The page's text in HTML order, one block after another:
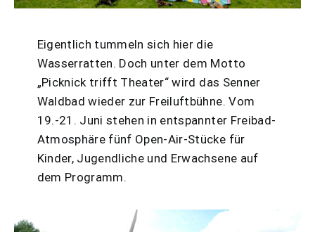
Eigentlich tummeln sich hier die
Wasserratten. Doch unter dem Motto
„Picknick trifft Theater“ wird das Senner
Waldbad wieder zur Freiluftbühne. Vom
19.-21. Juni stehen in entspannter Freibad-
Atmosphäre fünf Open-Air-Stücke für
Kinder, Jugendliche und Erwachsene auf
dem Programm.